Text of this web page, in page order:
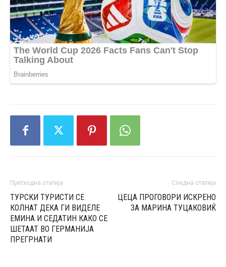
Претходна статија
ТУРСКИ ТУРИСТИ СЕ
КОЛНАТ ДЕКА ГИ ВИДЕЛЕ
ЕМИНА И СЕДАТИН КАКО СЕ
ШЕТААТ ВО ГЕРМАНИЈА
ПРЕГРНАТИ
Следна статија
ЦЕЦА ПРОГОВОРИ ИСКРЕНО
ЗА МАРИНА ТУЦАКОВИЌ